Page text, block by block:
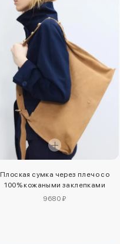
Плоская сумка через плечо со
100% кожаными заклепками
9680 ₽